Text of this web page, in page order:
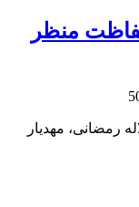
منظر
رمضانی، مهدیار